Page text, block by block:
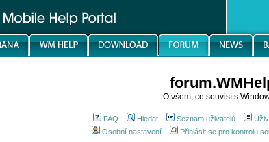
O všem, co souvisí s
FAQ Hledat Seznam uživatelů
Osobní nastavení
Přihlásit se pro kontrolu